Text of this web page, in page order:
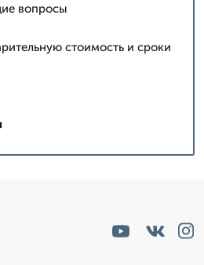
вопросы
стоимость и сроки